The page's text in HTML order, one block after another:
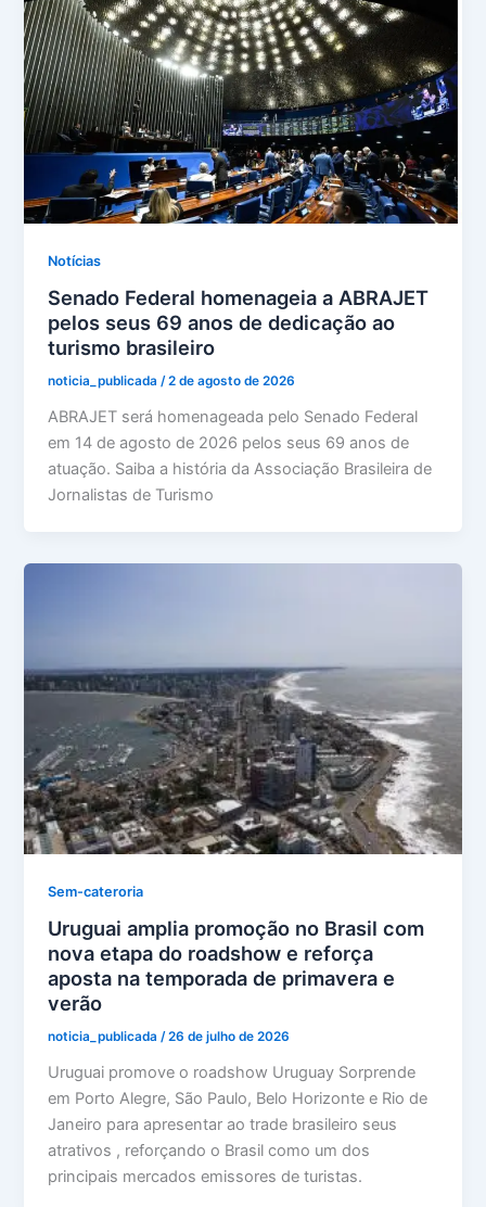
Notícias
Senado Federal homenageia a ABRAJET
pelos seus 69 anos de dedicação ao
turismo brasileiro
noticia_publicada/2 de agosto de 2026
ABRAJET será homenageada pelo Senado Federal
em 14 de agosto de 2026 pelos seus 69 anos de
atuação. Saiba a história da Associação Brasileira de
Jornalistas de Turismo
Sem-cateroria
Uruguai amplia promoção no Brasil com
nova etapa do roadshow e reforça
aposta na temporada de primavera e
verão
noticia_publicada/26 de julho de 2026
Uruguai promove o roadshow Uruguay Sorprende
em Porto Alegre, São Paulo, Belo Horizonte e Rio de
Janeiro para apresentar ao trade brasileiro seus
atrativos , reforçando o Brasil como um dos
principais mercados emissores de turistas.